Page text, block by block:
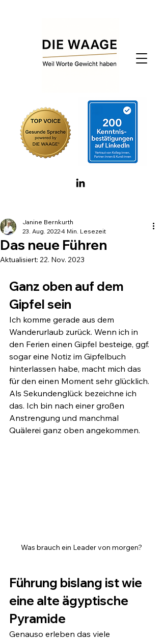
Das neue Führen
Janine Bernkurth
23. Aug. 20224 Min. Lesezeit
Aktualisiert: 22. Nov. 2023
Ganz oben auf dem
Gipfel sein
Ich komme gerade aus dem
Wanderurlaub zurück. Wenn ich in
den Ferien einen Gipfel besteige, ggf.
sogar eine Notiz im Gipfelbuch
hinterlassen habe, macht mich das
für den einen Moment sehr glücklich.
Als Sekundenglück bezeichne ich
das. Ich bin nach einer großen
Anstrengung und manchmal
Quälerei ganz oben angekommen.
Was brauch ein Leader von morgen?
Führung bislang ist wie
eine alte ägyptische
Pyramide
Genauso erleben das viele